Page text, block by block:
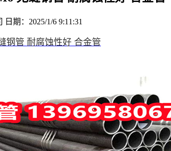
日期：2025/1/6 9:11:31
钢管 耐腐蚀性好 合金管